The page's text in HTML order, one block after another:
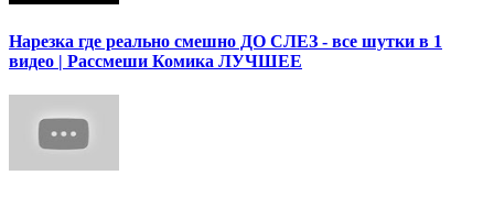
Нарезка где реально смешно ДО СЛЕЗ - все шутки в 1
видео | Рассмеши Комика ЛУЧШЕЕ